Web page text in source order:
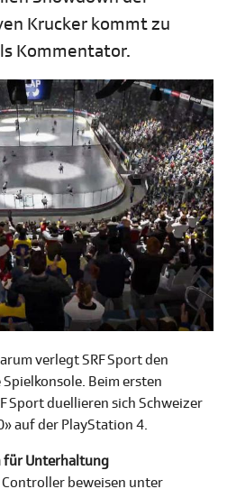
Krucker kommt zu
Kommentator.
verlegt SRF Sport den
Beim ersten
Sport duellieren sich Schweizer
auf der PlayStation 4.
für Unterhaltung
beweisen unter